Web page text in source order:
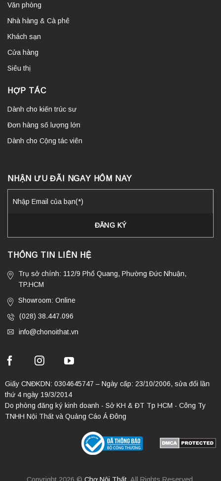
Văn phòng
Nhà hàng & Cà phê
Khách sạn
Cửa hàng
Siêu thị
HỢP TÁC
Dành cho kiến trúc sư
Đơn hàng số lượng lớn
Dành cho Cộng tác viên
NHẬN ƯU ĐÃI NGAY HÔM NAY
THÔNG TIN LIÊN HỆ
Trụ sở chính: 112/9 Phổ Quang, Phường Đức Nhuận,
TP.HCM
Showroom: Online
(028) 38.447.096
info@chonoithat.vn
Giấy CNĐKDN: 0304645747 – Ngày cấp: 23/10/2006, sửa đổi lần
thứ 4 ngày 19/3/2014
Do phòng đăng ký kinh doanh - Sở KH & ĐT Tp HCM - Công Ty
TNHH Nội Thất và Quảng Cáo Á Đông